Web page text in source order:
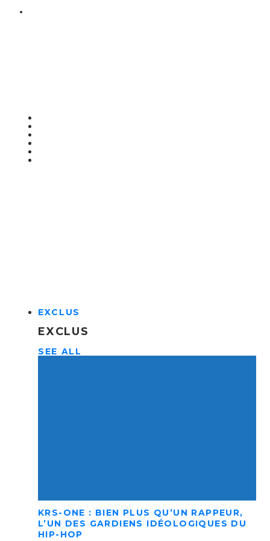
EXCLUS
EXCLUS
SEE ALL
KRS-ONE : BIEN PLUS QU’UN RAPPEUR,
L’UN DES GARDIENS IDÉOLOGIQUES DU
HIP-HOP